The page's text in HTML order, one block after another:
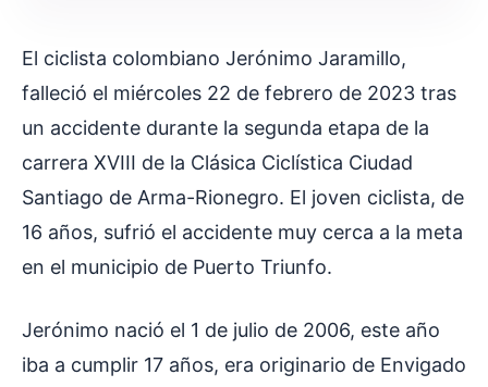
El ciclista colombiano Jerónimo Jaramillo,
falleció el miércoles 22 de febrero de 2023 tras
un accidente durante la segunda etapa de la
carrera XVIII de la Clásica Ciclística Ciudad
Santiago de Arma-Rionegro. El joven ciclista, de
16 años, sufrió el accidente muy cerca a la meta
en el municipio de Puerto Triunfo.
Jerónimo nació el 1 de julio de 2006, este año
iba a cumplir 17 años, era originario de Envigado